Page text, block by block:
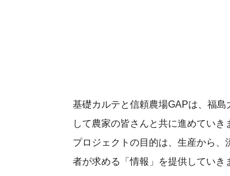
基礎カルテと信頼農場GAPは、福
して農家の皆さんと共に進めていき
プロジェクトの目的は、生産から、
者が求める「情報」を提供していき